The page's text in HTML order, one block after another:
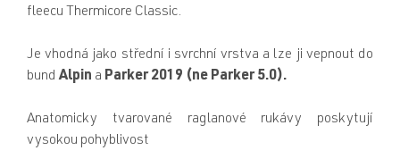
fleecu Thermicore Classic.
Je vhodná jako střední i svrchní vrstva a lze ji vepnout do
bundAlpin a Parker 2019 (ne Parker 5.0).
Anatomicky tvarované raglanové rukávy poskytují
vysokou pohyblivost